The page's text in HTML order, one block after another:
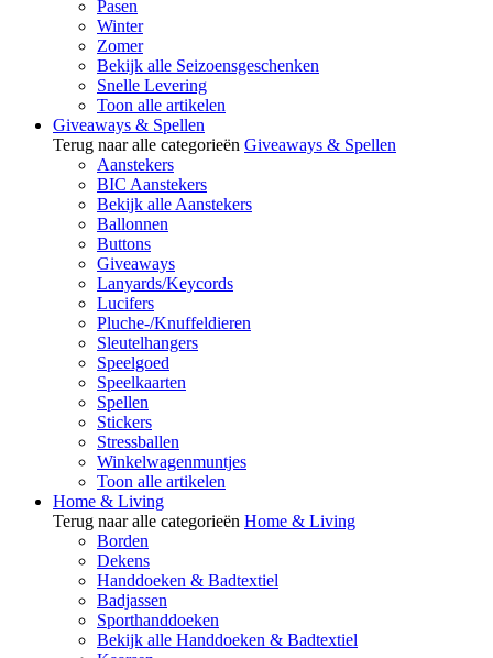
Pasen
Winter
Zomer
Bekijk alle Seizoensgeschenken
Snelle Levering
Toon alle artikelen
Giveaways & Spellen
Terug naar alle categorieën Giveaways & Spellen
Aanstekers
BIC Aanstekers
Bekijk alle Aanstekers
Ballonnen
Buttons
Giveaways
Lanyards/Keycords
Lucifers
Pluche-/Knuffeldieren
Sleutelhangers
Speelgoed
Speelkaarten
Spellen
Stickers
Stressballen
Winkelwagenmuntjes
Toon alle artikelen
Home & Living
Terug naar alle categorieën Home & Living
Borden
Dekens
Handdoeken & Badtextiel
Badjassen
Sporthanddoeken
Bekijk alle Handdoeken & Badtextiel